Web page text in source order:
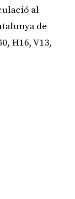
al
de
H16, V13,